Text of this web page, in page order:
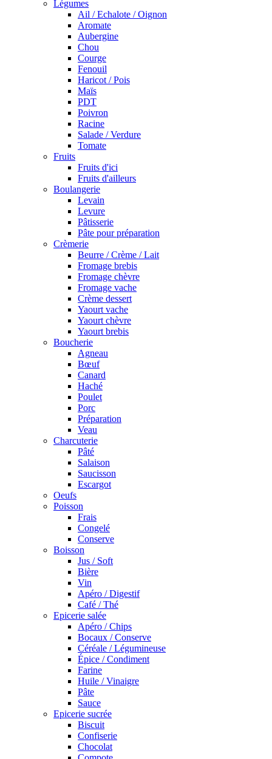
Légumes
Ail / Echalote / Oignon
Aromate
Aubergine
Chou
Courge
Fenouil
Haricot / Pois
Maïs
PDT
Poivron
Racine
Salade / Verdure
Tomate
Fruits
Fruits d'ici
Fruits d'ailleurs
Boulangerie
Levain
Levure
Pâtisserie
Pâte pour préparation
Crèmerie
Beurre / Crème / Lait
Fromage brebis
Fromage chèvre
Fromage vache
Crème dessert
Yaourt vache
Yaourt chèvre
Yaourt brebis
Boucherie
Agneau
Bœuf
Canard
Haché
Poulet
Porc
Préparation
Veau
Charcuterie
Pâté
Salaison
Saucisson
Escargot
Oeufs
Poisson
Frais
Congelé
Conserve
Boisson
Jus / Soft
Bière
Vin
Apéro / Digestif
Café / Thé
Epicerie salée
Apéro / Chips
Bocaux / Conserve
Céréale / Légumineuse
Épice / Condiment
Farine
Huile / Vinaigre
Pâte
Sauce
Epicerie sucrée
Biscuit
Confiserie
Chocolat